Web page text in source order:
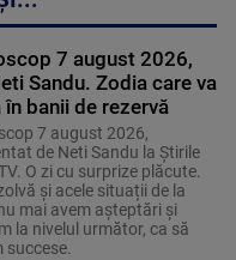
7 august 2026,
Sandu. Zodia care va
în banii de rezervă
7 august 2026,
de Neti Sandu la Știrile
O zi cu surprize plăcute.
și acele situații de la
mai avem așteptări și
la nivelul următor, ca să
succese.